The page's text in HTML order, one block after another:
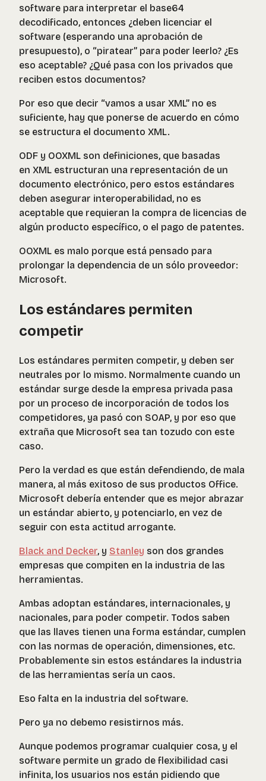
software para interpretar el base64
decodificado, entonces ¿deben licenciar el
software (esperando una aprobación de
presupuesto), o “piratear” para poder leerlo? ¿Es
eso aceptable? ¿Qué pasa con los privados que
reciben estos documentos?
Por eso que decir “vamos a usar XML” no es
suficiente, hay que ponerse de acuerdo en cómo
se estructura el documento XML.
ODF y OOXML son definiciones, que basadas
en XML estructuran una representación de un
documento electrónico, pero estos estándares
deben asegurar interoperabilidad, no es
aceptable que requieran la compra de licencias de
algún producto específico, o el pago de patentes.
OOXML es malo porque está pensado para
prolongar la dependencia de un sólo proveedor:
Microsoft.
Los estándares permiten
competir
Los estándares permiten competir, y deben ser
neutrales por lo mismo. Normalmente cuando un
estándar surge desde la empresa privada pasa
por un proceso de incorporación de todos los
competidores, ya pasó con SOAP, y por eso que
extraña que Microsoft sea tan tozudo con este
caso.
Pero la verdad es que están defendiendo, de mala
manera, al más exitoso de sus productos Office.
Microsoft debería entender que es mejor abrazar
un estándar abierto, y potenciarlo, en vez de
seguir con esta actitud arrogante.
Black and Decker, y Stanley son dos grandes
empresas que compiten en la industria de las
herramientas.
Ambas adoptan estándares, internacionales, y
nacionales, para poder competir. Todos saben
que las llaves tienen una forma estándar, cumplen
con las normas de operación, dimensiones, etc.
Probablemente sin estos estándares la industria
de las herramientas sería un caos.
Eso falta en la industria del software.
Pero ya no debemo resistirnos más.
Aunque podemos programar cualquier cosa, y el
software permite un grado de flexibilidad casi
infinita, los usuarios nos están pidiendo que